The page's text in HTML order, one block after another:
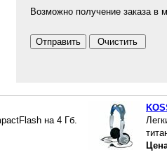
Возможно получение заказа в
на 4 Гб.